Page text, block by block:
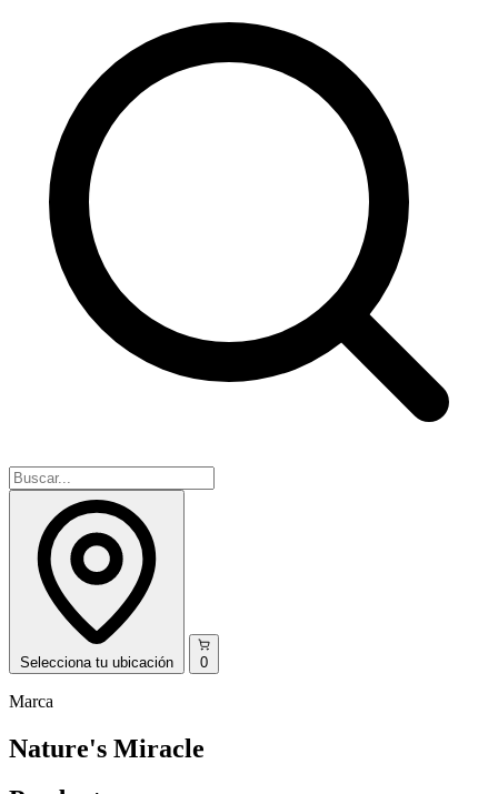
Selecciona tu ubicación 0
Marca
Nature's Miracle